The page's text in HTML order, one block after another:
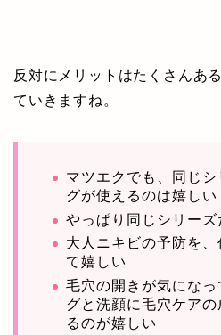
反対にメリットはたくさんあ
ていきますね。
マツエクでも、同じ
グが使えるのは嬉しい
やっぱり同じシリー
大人ニキビの予防を
て嬉しい
毛穴の開きが気にな
グと洗顔に毛穴ケア
るのが嬉しい